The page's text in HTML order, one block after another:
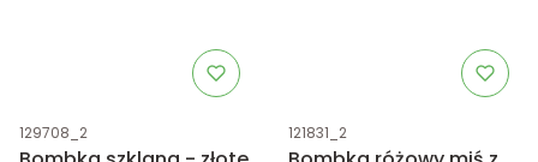
Kod produktu
129708_2 Kod produktu
121831_2